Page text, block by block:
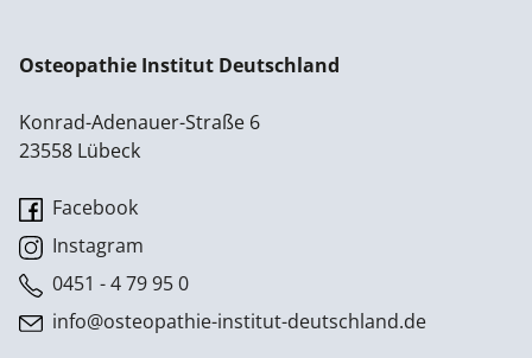
Osteopathie Institut Deutschland
Konrad-Adenauer-Straße 6
23558 Lübeck
Facebook
Instagram
0451 - 4 79 95 0
info@osteopathie-institut-deutschland.de